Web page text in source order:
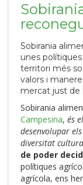
Sobirania
unes
territori més
valors i
mercat just de
Sobirania
Campesina, és
desenvolupar
diversitat
de poder
polítiques
agrícola, ens